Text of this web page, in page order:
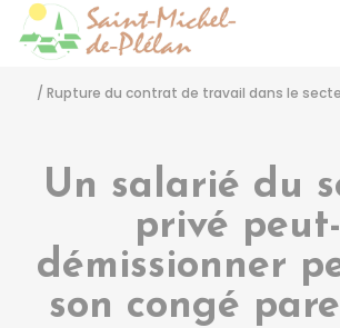
/ Rupture du contrat de travail dans le
Un salarié du
privé
démissionner
son congé